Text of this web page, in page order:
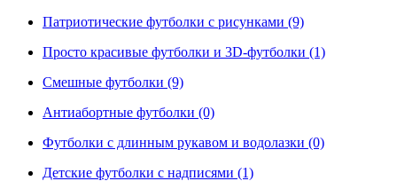
Патриотические футболки с рисунками (9)
Просто красивые футболки и 3D-футболки (1)
Смешные футболки (9)
Антиабортные футболки (0)
Футболки с длинным рукавом и водолазки (0)
Детские футболки с надписями (1)